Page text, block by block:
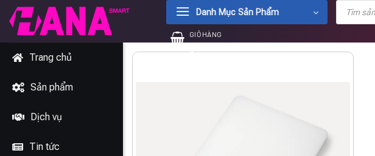
Chuyển
đến
dung
Danh Mục Sản Phẩm
Tìm
kiếm
phẩm
GIỎ HÀNG
0₫
Trang chủ
Sản phẩm
Dịch vụ
Tin tức